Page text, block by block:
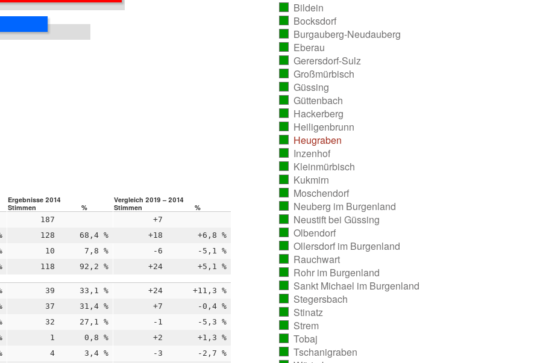
Ergebnisse 2014
Vergleich 2019 – 2014
Stimmen % Stimmen %
187 +7
128 68,4 % +18 +6,8 %
10 7,8 % -6 -5,1 %
118 92,2 % +24 +5,1 %
39 33,1 % +24 +11,3 %
37 31,4 % +7 -0,4 %
32 27,1 % -1 -5,3 %
1 0,8 % +2 +1,3 %
4 3,4 % -3 -2,7 %
Bildein
ausgezählt)
Bocksdorf
ausgezählt)
Burgauberg-Neudauberg(vollständig
ausgezählt)
Eberau
ausgezählt)
Gerersdorf-Sulz
ausgezählt)
Großmürbisch
ausgezählt)
Güssing
ausgezählt)
Güttenbach
ausgezählt)
Hackerberg
ausgezählt)
Heiligenbrunn
ausgezählt)
Heugraben
ausgezählt)
Inzenhof
ausgezählt)
Kleinmürbisch
ausgezählt)
Kukmirn
ausgezählt)
Moschendorf
ausgezählt)
Neuberg im Burgenland(vollständig
ausgezählt)
Neustift bei Güssing
ausgezählt)
Olbendorf
ausgezählt)
Ollersdorf im Burgenland(vollständig
ausgezählt)
Rauchwart
ausgezählt)
Rohr im Burgenland
ausgezählt)
Sankt Michael im Burgenland
(vollständig
ausgezählt)
Stegersbach
ausgezählt)
Stinatz
ausgezählt)
Strem
ausgezählt)
Tobaj
ausgezählt)
Tschanigraben